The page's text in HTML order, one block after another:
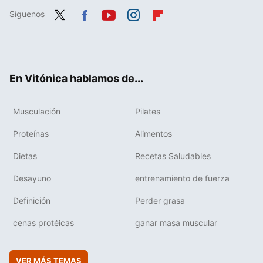
Síguenos
En Vitónica hablamos de...
Musculación Pilates
Proteínas Alimentos
Dietas Recetas Saludables
Desayuno entrenamiento de fuerza
Definición Perder grasa
cenas protéicas ganar masa muscular
VER MÁS TEMAS